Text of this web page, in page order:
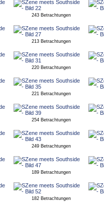
243 Betrachtungen
213 Betrachtungen
220 Betrachtungen
221 Betrachtungen
254 Betrachtungen
249 Betrachtungen
189 Betrachtungen
182 Betrachtungen